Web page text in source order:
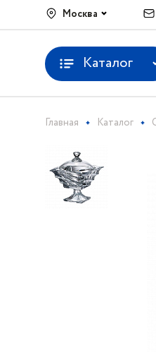
Москва
Каталог
Главная Каталог